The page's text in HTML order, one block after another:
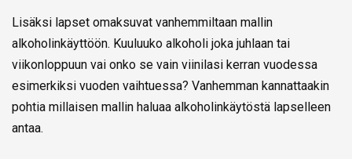
Lisäksi lapset omaksuvat vanhemmiltaan mallin
alkoholinkäyttöön. Kuuluuko alkoholi joka juhlaan tai
viikonloppuun vai onko se vain viinilasi kerran vuodessa
esimerkiksi vuoden vaihtuessa? Vanhemman kannattaakin
pohtia millaisen mallin haluaa alkoholinkäytöstä lapselleen
antaa.